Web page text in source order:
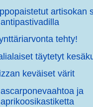
artisokan
antipastivadilla
tehty!
täytetyt
keväiset värit
ja
aprikoosikastiketta